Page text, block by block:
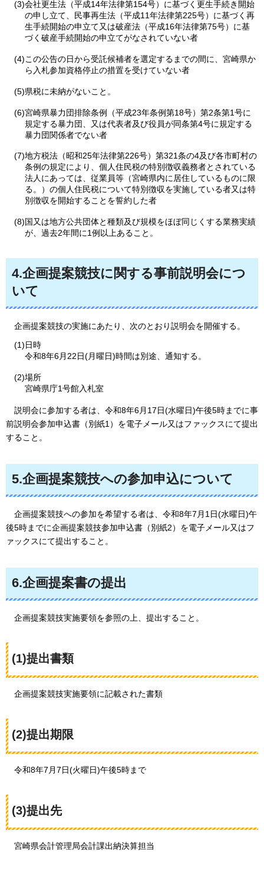
(3)会社更生法（平成14年法律第154号）に基づく更生手続き開始
の申し立て、民事再生法（平成11年法律第225号）に基づく再
生手続開始の申立て又は破産法（平成16年法律第75号）に基
づく破産手続開始の申立てがなされていない者
(4)この公告の日から受託候補者を選定するまでの間に、宮崎県か
ら入札参加資格停止の措置を受けていない者
(5)県税に未納がないこと。
(6)宮崎県暴力団排除条例（平成23年条例第18号）第2条第1号に
規定する暴力団、又は代表者及び役員が同条第4号に規定する
暴力団関係者でない者
(7)地方税法（昭和25年法律第226号）第321条の4及び各市町村の
条例の規定により、個人住民税の特別徴収義務者とされている
法人にあっては、従業員等（宮崎県内に居住しているものに限
る。）の個人住民税について特別徴収を実施している者又は特
別徴収を開始することを誓約した者
(8)国又は地方公共団体と種類及び規模をほぼ同じくする業務実績
が、過去2年間に1例以上あること。
4.企画提案競技に関する事前説明会につ
いて
企画提案競技の実施にあたり、次のとおり説明会を開催する。
(1)日時
令和8年6月22日(月曜日)時間は別途、通知する。
(2)場所
宮崎県庁1号館入札室
説明会に参加する者は、令和8年6月17日(水曜日)午後5時までに事
前説明会参加申込書（別紙1）を電子メール又はファックスにて提出
すること。
5.企画提案競技への参加申込について
企画提案競技への参加を希望する者は、令和8年7月1日(水曜日)午
後5時までに企画提案競技参加申込書（別紙2）を電子メール又はフ
ァックスにて提出すること。
6.企画提案書の提出
企画提案競技実施要領を参照の上、提出すること。
(1)提出書類
企画提案競技実施要領に記載された書類
(2)提出期限
令和8年7月7日(火曜日)午後5時まで
(3)提出先
宮崎県会計管理局会計課出納決算担当